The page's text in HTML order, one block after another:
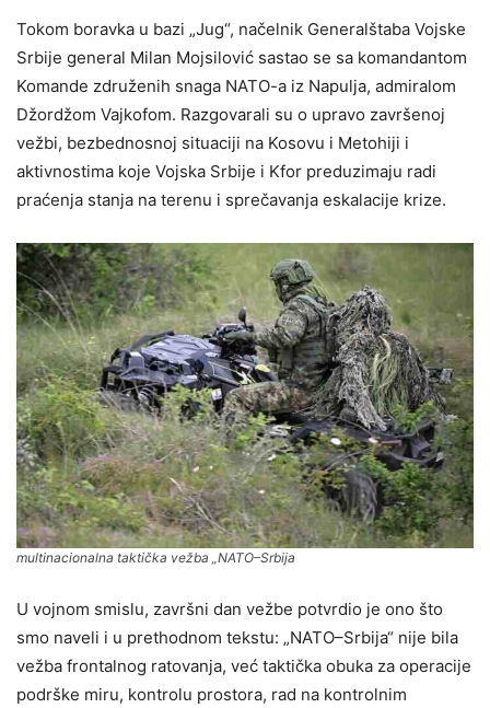
Tokom boravka u bazi „Jug“, načelnik Generalštaba Vojske
Srbije general Milan Mojsilović sastao se sa komandantom
Komande združenih snaga NATO-a iz Napulja, admiralom
Džordžom Vajkofom. Razgovarali su o upravo završenoj
vežbi, bezbednosnoj situaciji na Kosovu i Metohiji i
aktivnostima koje Vojska Srbije i Kfor preduzimaju radi
praćenja stanja na terenu i sprečavanja eskalacije krize.
multinacionalna taktička vežba „NATO–Srbija
U vojnom smislu, završni dan vežbe potvrdio je ono što
smo naveli i u prethodnom tekstu: „NATO–Srbija“ nije bila
vežba frontalnog ratovanja, već taktička obuka za operacije
podrške miru, kontrolu prostora, rad na kontrolnim